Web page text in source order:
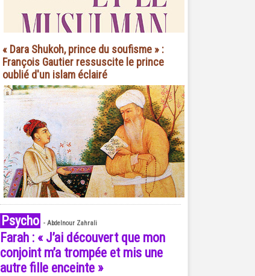
« Dara Shukoh, prince du soufisme » :
François Gautier ressuscite le prince
oublié d'un islam éclairé
Psycho - Abdelnour Zahrali
Farah : « J’ai découvert que mon
conjoint m’a trompée et mis une
autre fille enceinte »